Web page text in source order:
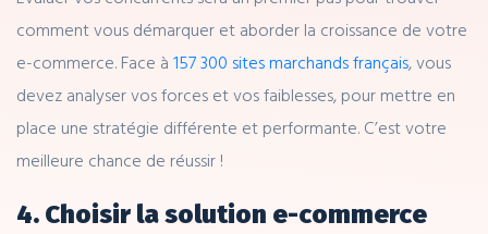
comment vous démarquer et aborder la croissance de votre
e-commerce. Face à 157 300 sites marchands français, vous
devez analyser vos forces et vos faiblesses, pour mettre en
place une stratégie différente et performante. C’est votre
meilleure chance de réussir !
4. Choisir la solution e-commerce